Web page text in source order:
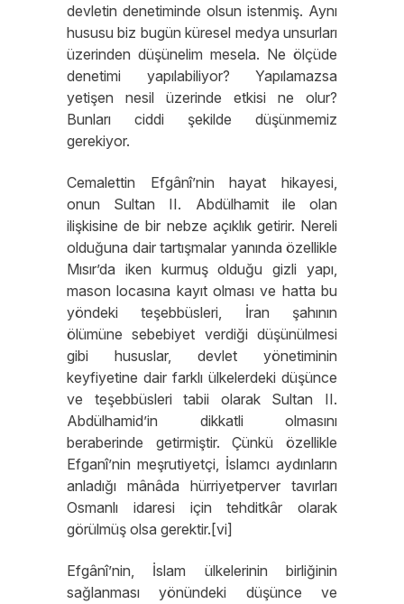
devletin denetiminde olsun istenmiş. Aynı
hususu biz bugün küresel medya unsurları
üzerinden düşünelim mesela. Ne ölçüde
denetimi yapılabiliyor? Yapılamazsa
yetişen nesil üzerinde etkisi ne olur?
Bunları ciddi şekilde düşünmemiz
gerekiyor.
Cemalettin Efgânî’nin hayat hikayesi,
onun Sultan II. Abdülhamit ile olan
ilişkisine de bir nebze açıklık getirir. Nereli
olduğuna dair tartışmalar yanında özellikle
Mısır’da iken kurmuş olduğu gizli yapı,
mason locasına kayıt olması ve hatta bu
yöndeki teşebbüsleri, İran şahının
ölümüne sebebiyet verdiği düşünülmesi
gibi hususlar, devlet yönetiminin
keyfiyetine dair farklı ülkelerdeki düşünce
ve teşebbüsleri tabii olarak Sultan II.
Abdülhamid’in dikkatli olmasını
beraberinde getirmiştir. Çünkü özellikle
Efganî’nin meşrutiyetçi, İslamcı aydınların
anladığı mânâda hürriyetperver tavırları
Osmanlı idaresi için tehditkâr olarak
görülmüş olsa gerektir.[vi]
Efgânî’nin, İslam ülkelerinin birliğinin
sağlanması yönündeki düşünce ve